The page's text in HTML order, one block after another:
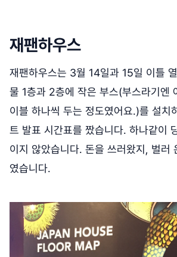
재팬하우스
재팬하우스는 3월 14일과 15일 이틀
물 1층과 2층에 작은 부스(부스라기엔
이블 하나씩 두는 정도였어요.)를 설치
트 발표 시간표를 짰습니다. 하나같이
이지 않았습니다. 돈을 쓰러왔지, 벌러
였습니다.